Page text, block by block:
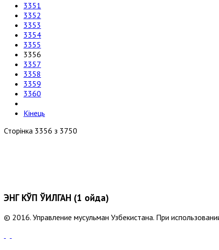
3351
3352
3353
3354
3355
3356
3357
3358
3359
3360
Кінець
Сторінка 3356 з 3750
ЭНГ КЎП ЎҚИЛГАН (1 ойда)
© 2016. Управление мусульман Узбекистана. При